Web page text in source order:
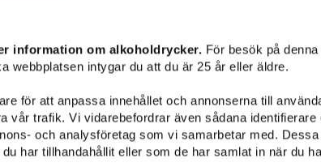
information om alkoholdrycker. För besök på
webbplatsen intygar du att du är 25 år eller äldre.
för att anpassa innehållet och annonserna till
vår trafik. Vi vidarebefordrar även sådana
och analysföretag som vi samarbetar med.
har tillhandahållit eller som de har samlat in när du
Prosecco Brut
125 kr
P.LEX
109